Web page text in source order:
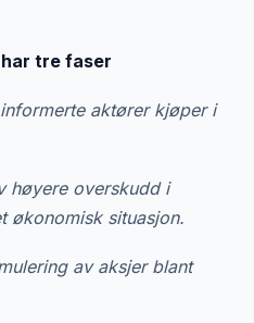
tre faser
aktører kjøper i
høyere overskudd i
økonomisk situasjon.
av aksjer blant